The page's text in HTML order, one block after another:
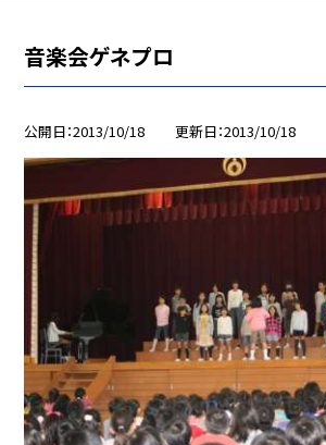
音楽会ゲネプロ
公開日 2013/10/18 更新日 2013/10/18